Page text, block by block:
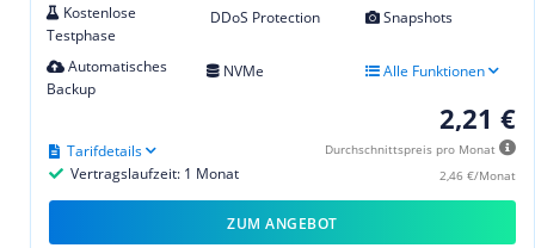
Kostenlose
Testphase
DDoS Protection Snapshots
Automatisches
Backup
NVMe Alle Funktionen
2,21 €
Durchschnittspreis pro Monat
2,46 €/Monat
Vertragslaufzeit: 1 Monat
Tarifdetails
ZUM ANGEBOT